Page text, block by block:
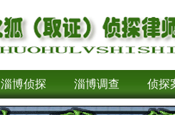
淄博侦探 淄博调查 侦探